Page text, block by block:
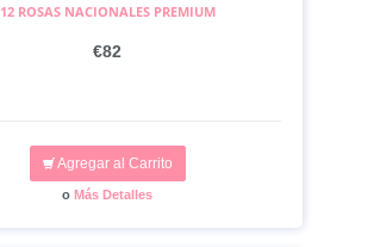
12 ROSAS NACIONALES PREMIUM
€82
Agregar al Carrito
o Más Detalles